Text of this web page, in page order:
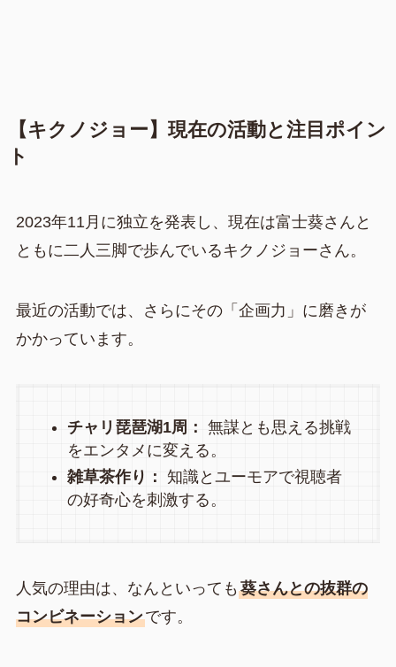
【キクノジョー】現在の活動と注目ポイン
ト
2023年11月に独立を発表し、現在は富士葵さんと
ともに二人三脚で歩んでいるキクノジョーさん。
最近の活動では、さらにその「企画力」に磨きが
かかっています。
チャリ琵琶湖1周： 無謀とも思える挑戦
をエンタメに変える。
雑草茶作り： 知識とユーモアで視聴者
の好奇心を刺激する。
人気の理由は、なんといっても 葵さんとの抜群の
コンビネーションです。